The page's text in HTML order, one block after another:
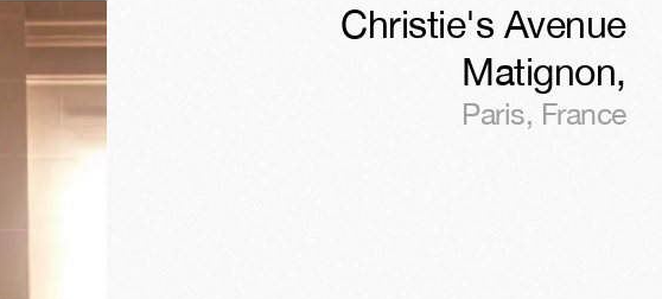
Christie's Avenue
Matignon,
Paris, France